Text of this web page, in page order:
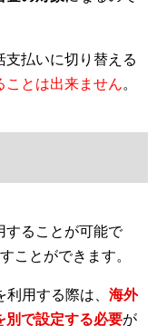
支払いに切り替える
ことは出来ません。
することが可能で
ことができます。
用する際は、 海外
別で設定する必要が